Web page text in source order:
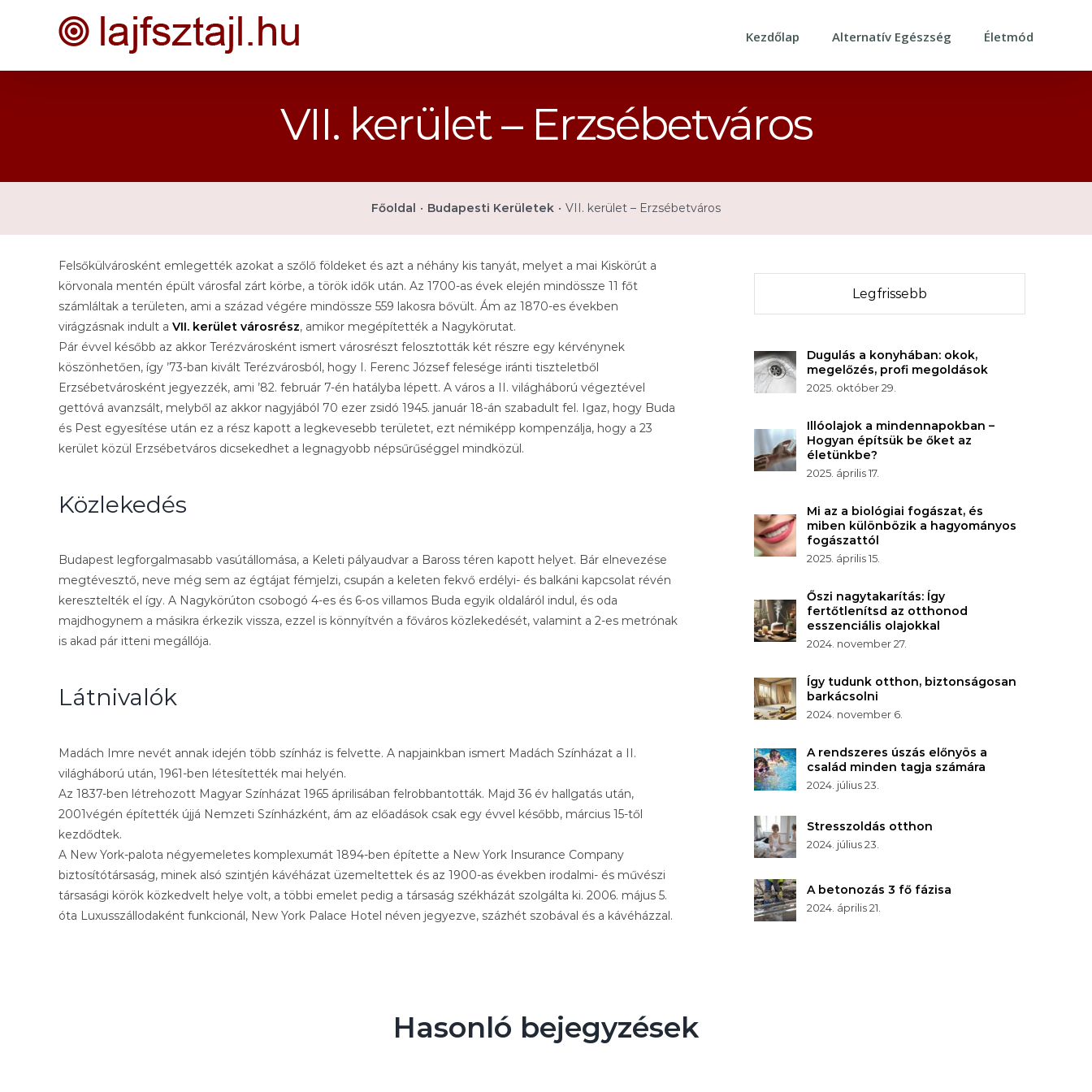
Kezdőlap Alternatív Egészség Életmód
VII. kerület – Erzsébetváros
Főoldal • Budapesti Kerületek • VII. kerület – Erzsébetváros
Felsőkülvárosként emlegették azokat a szőlő földeket és azt a néhány kis tanyát, melyet a mai Kiskörút a
körvonala mentén épült városfal zárt körbe, a török idők után. Az 1700-as évek elején mindössze 11 főt
számláltak a területen, ami a század végére mindössze 559 lakosra bővült. Ám az 1870-es években
virágzásnak indult a VII. kerület városrész, amikor megépítették a Nagykörutat.
Pár évvel később az akkor Terézvárosként ismert városrészt felosztották két részre egy kérvénynek
köszönhetően, így ’73-ban kivált Terézvárosból, hogy I. Ferenc József felesége iránti tiszteletből
Erzsébetvárosként jegyezzék, ami ’82. február 7-én hatályba lépett. A város a II. világháború végeztével
gettóvá avanzsált, melyből az akkor nagyjából 70 ezer zsidó 1945. január 18-án szabadult fel. Igaz, hogy Buda
és Pest egyesítése után ez a rész kapott a legkevesebb területet, ezt némiképp kompenzálja, hogy a 23
kerület közül Erzsébetváros dicsekedhet a legnagyobb népsűrűséggel mindközül.
Közlekedés
Budapest legforgalmasabb vasútállomása, a Keleti pályaudvar a Baross téren kapott helyet. Bár elnevezése
megtévesztő, neve még sem az égtájat fémjelzi, csupán a keleten fekvő erdélyi- és balkáni kapcsolat révén
keresztelték el így. A Nagykörúton csobogó 4-es és 6-os villamos Buda egyik oldaláról indul, és oda
majdhogynem a másikra érkezik vissza, ezzel is könnyítvén a főváros közlekedését, valamint a 2-es metrónak
is akad pár itteni megállója.
Látnivalók
Madách Imre nevét annak idején több színház is felvette. A napjainkban ismert Madách Színházat a II.
világháború után, 1961-ben létesítették mai helyén.
Az 1837-ben létrehozott Magyar Színházat 1965 áprilisában felrobbantották. Majd 36 év hallgatás után,
2001végén építették újjá Nemzeti Színházként, ám az előadások csak egy évvel később, március 15-től
kezdődtek.
A New York-palota négyemeletes komplexumát 1894-ben építette a New York Insurance Company
biztosítótársaság, minek alsó szintjén kávéházat üzemeltettek és az 1900-as években irodalmi- és művészi
társasági körök közkedvelt helye volt, a többi emelet pedig a társaság székházát szolgálta ki. 2006. május 5.
óta Luxusszállodaként funkcionál, New York Palace Hotel néven jegyezve, százhét szobával és a kávéházzal.
Legfrissebb
Dugulás a konyhában: okok,
megelőzés, profi megoldások
2025. október 29.
Illóolajok a mindennapokban –
Hogyan építsük be őket az
életünkbe?
2025. április 17.
Mi az a biológiai fogászat, és
miben különbözik a hagyományos
fogászattól
2025. április 15.
Őszi nagytakarítás: Így
fertőtlenítsd az otthonod
esszenciális olajokkal
2024. november 27.
Így tudunk otthon, biztonságosan
barkácsolni
2024. november 6.
A rendszeres úszás előnyös a
család minden tagja számára
2024. július 23.
Stresszoldás otthon
2024. július 23.
A betonozás 3 fő fázisa
2024. április 21.
Hasonló bejegyzések